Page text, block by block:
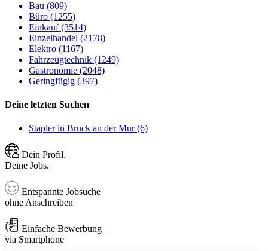
Bau (809)
Büro (1255)
Einkauf (3514)
Einzelhandel (2178)
Elektro (1167)
Fahrzeugtechnik (1249)
Gastronomie (2048)
Geringfügig (397)
Deine letzten Suchen
Stapler in Bruck an der Mur (6)
Dein Profil.
Deine Jobs.
Entspannte Jobsuche
ohne Anschreiben
Einfache Bewerbung
via Smartphone